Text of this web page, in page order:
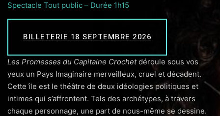
Spectacle Tout public – Durée 1h15
BILLETERIE 18 SEPTEMBRE 2026
Les Promesses du Capitaine Crochetdéroule sous vos
yeux un Pays Imaginaire merveilleux, cruel et décadent.
Cette île est le théâtre de deux idéologies politiques et
intimes qui s’affrontent. Tels des archétypes, à travers
chaque personnage, une part de nous-même se dessine.